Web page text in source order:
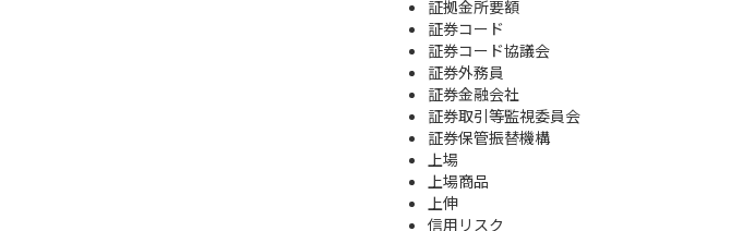
証拠金所要額
証券コード
証券コード協議会
証券外務員
証券金融会社
証券取引等監視委員会
証券保管振替機構
上場
上場商品
上伸
信用リスク